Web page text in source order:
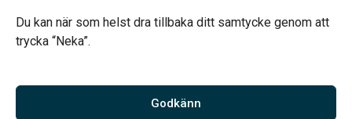
Du kan när som helst dra tillbaka ditt samtycke genom att
trycka “Neka”.
Godkänn
Vårt systerbolag Verahill hjälper dig med familjejuridiken –